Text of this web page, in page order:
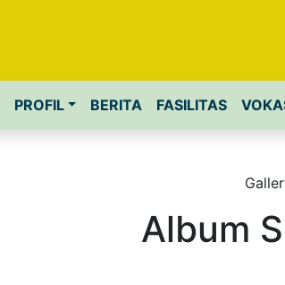
PROFIL BERITA FASILITAS
Album